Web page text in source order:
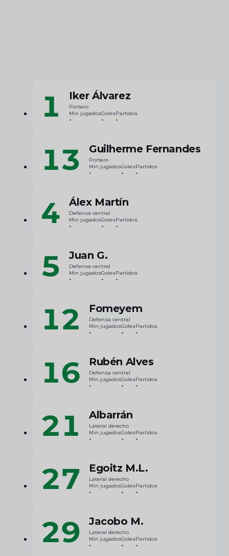
1 Iker Álvarez
Portero
Min jugados
-
Goles
-
Partidos
-
13 Guilherme Fernandes
Portero
Min jugados
-
Goles
-
Partidos
-
4 Álex Martín
Defensa central
Min jugados
-
Goles
-
Partidos
-
5 Juan G.
Defensa central
Min jugados
-
Goles
-
Partidos
-
12 Fomeyem
Defensa central
Min jugados
-
Goles
-
Partidos
-
16 Rubén Alves
Defensa central
Min jugados
-
Goles
-
Partidos
-
21 Albarrán
Lateral derecho
Min jugados
-
Goles
-
Partidos
-
27 Egoitz M.L.
Lateral derecho
Min jugados
-
Goles
-
Partidos
-
29 Jacobo M.
Lateral derecho
Min jugados
-
Goles
-
Partidos
-